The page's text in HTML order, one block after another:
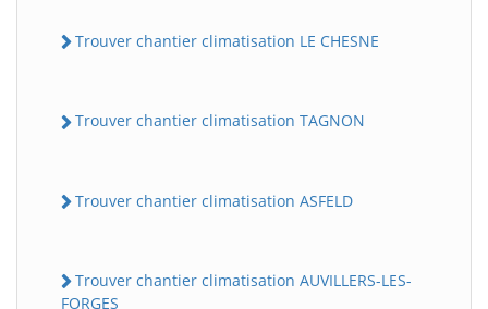
Trouver chantier climatisation LE CHESNE
Trouver chantier climatisation TAGNON
Trouver chantier climatisation ASFELD
Trouver chantier climatisation AUVILLERS-LES-
FORGES